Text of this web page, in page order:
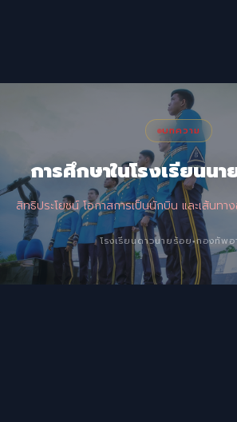
บทความ
การศึกษาในโรงเรียนนา
สิทธิประโยชน์ โอกาสการเป็นนักบิน และเส้นท
โรงเรียนดาวนายร้อย ●กองทัพอ